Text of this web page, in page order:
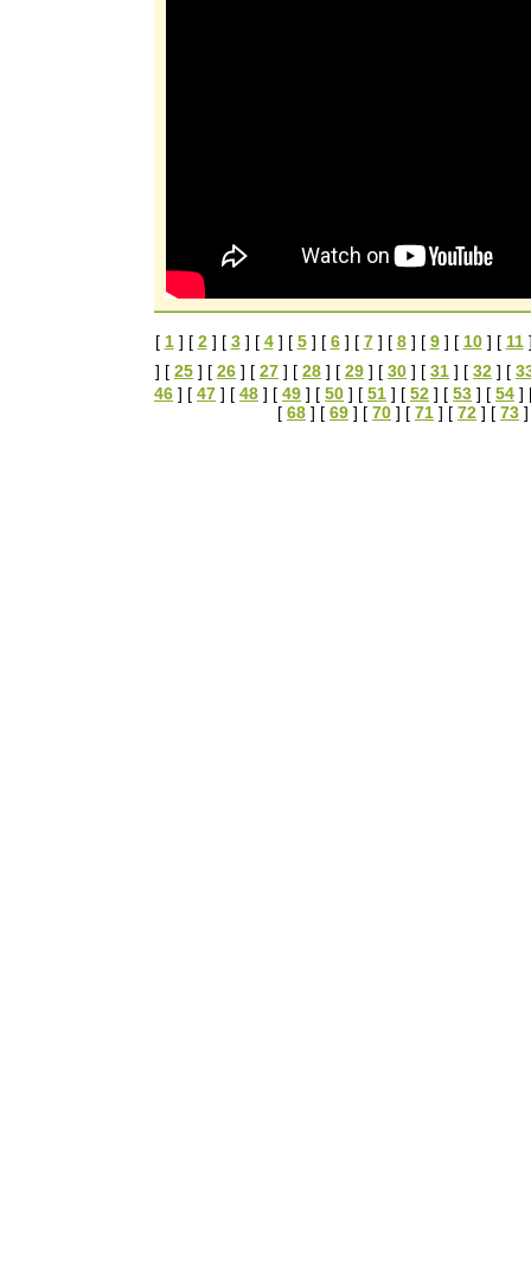
[ 1] [ 2] [ 3] [ 4] [ 5] [ 6] [ 7] [ 8] [ 9] [ 10] [ 11
] [ 25 ] [ 26 ] [ 27 ] [ 28 ] [ 29 ] [ 30 ] [ 31 ] [ 32 ] [
46 ] [ 47 ] [ 48 ] [ 49 ] [ 50 ] [ 51 ] [ 52 ] [ 53 ] [ 54 ]
[ 68 ] [ 69 ] [ 70 ] [ 71 ] [ 72 ] [ 73